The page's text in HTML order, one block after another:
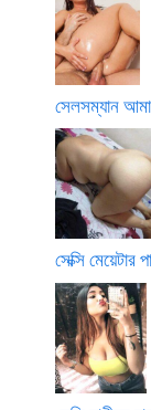
সেলসম্যান
সেক্সি মেয়েটার